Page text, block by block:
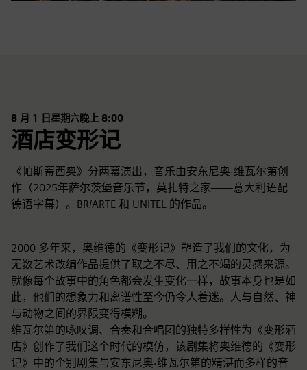
8 月 1 日星期六晚上 8:00
酒店变形记
《帕斯蒂西奥》分两幕演出，音乐由安东尼奥·维瓦尔第创
作（2025年萨尔茨堡音乐节，莫扎特之家——意大利语配
德语字幕）。BR/ARTE 和 UNITEL 的作品。
2000 多年来，奥维德的《变形记》塑造了我们的文化，为
无数艺术改编作品提供了取之不尽、用之不竭的灵感来源。
就像每个故事中的角色都会发生变化一样，故事本身也是如
此，他们的想象力和离谱性至今仍令人着迷。人与自然、神
与动物之间的界限变得模糊。
维瓦尔第的咏叹调、合奏和合唱团的独特多样性为《变形酒
店》创作了我们这个时代的模仿，该剧集将奥维德的《变形
记》中的个别剧集与安东尼奥·维瓦尔第的精湛而多样的音